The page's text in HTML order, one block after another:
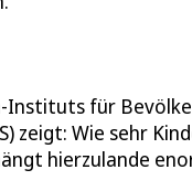
Instituts für
zeigt: Wie sehr
hierzulande